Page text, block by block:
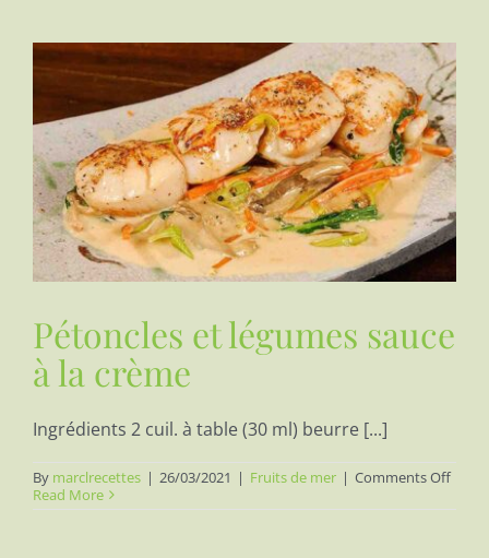
Pétoncles et légumes sauce
à la crème
Ingrédients 2 cuil. à table (30 ml) beurre [...]
By marclrecettes | 26/03/2021 | Fruits de mer | Comments Offon
et
Read More